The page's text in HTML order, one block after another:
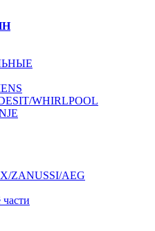
WHIRLPOOL
ZANUSSI/AEG